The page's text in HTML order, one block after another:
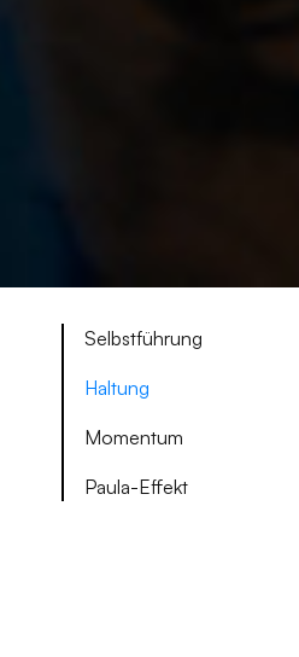
Selbstführung
Haltung
Momentum
Paula-Effekt